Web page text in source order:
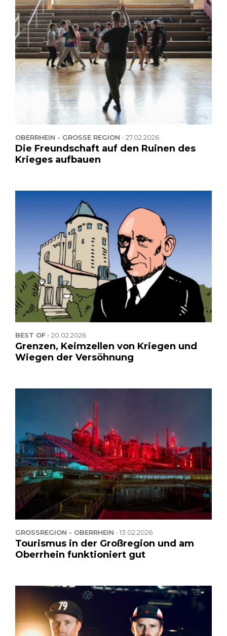
OBERRHEIN - GROSSE REGION -27.02.2026
Die Freundschaft auf den Ruinen des
Krieges aufbauen
BEST OF-20.02.2026
Grenzen, Keimzellen von Kriegen und
Wiegen der Versöhnung
GROSSREGION - OBERRHEIN -13.02.2026
Tourismus in der Großregion und am
Oberrhein funktioniert gut